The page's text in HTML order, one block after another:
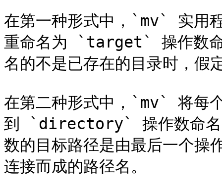
在第一种形式中，`mv` 实
重命名为 `target` 操作数命
名的不是已存在的目录时，假
在第二种形式中，`mv` 将
到 `directory` 操作数命名
数的目标路径是由最后一个操
连接而成的路径名。